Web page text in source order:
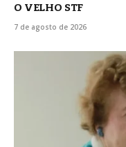
O VELHO STF
7 de agosto de 2026